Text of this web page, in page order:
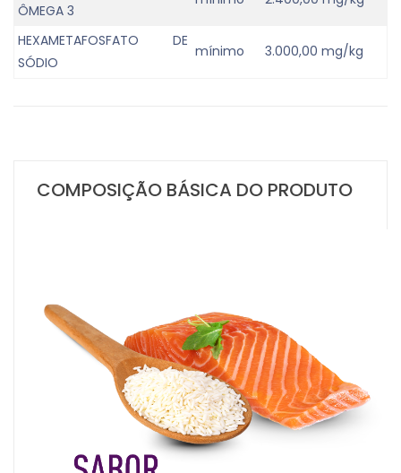
ÔMEGA 3
HEXAMETAFOSFATO DE
SÓDIO
mínimo 3.000,00 mg/kg
COMPOSIÇÃO BÁSICA DO PRODUTO